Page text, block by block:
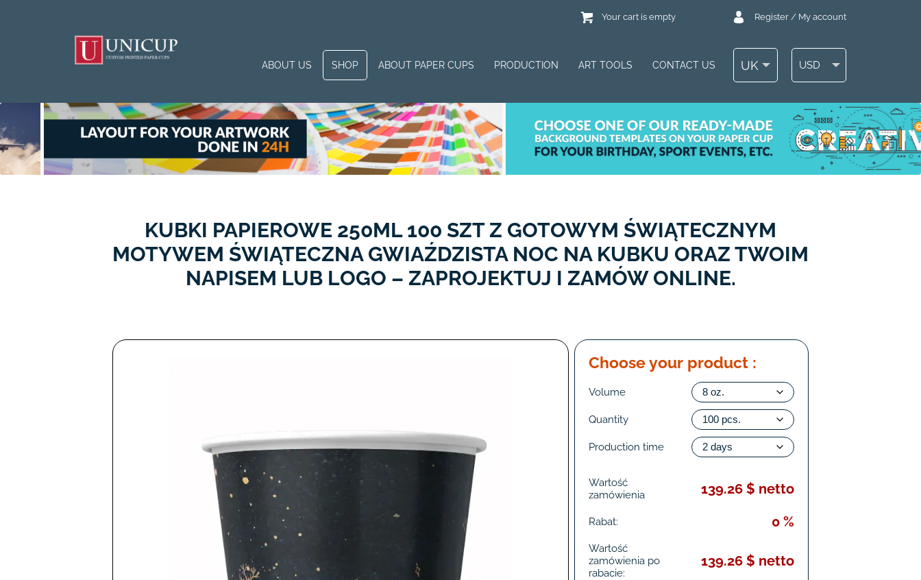
Your cart is empty Register / My account
ABOUT US SHOP ABOUT PAPER CUPS PRODUCTION ART TOOLS CONTACT US UK USD
KUBKI PAPIEROWE 250ML 100 SZT Z GOTOWYM ŚWIĄTECZNYM
MOTYWEM ŚWIĄTECZNA GWIAŹDZISTA NOC NA KUBKU ORAZ TWOIM
NAPISEM LUB LOGO – ZAPROJEKTUJ I ZAMÓW ONLINE.
Choose your product :
Volume
Quantity
Production time
Wartość
zamówienia
139.26 $ netto
Rabat: 0 %
Wartość
zamówienia po
rabacie:
139.26 $ netto